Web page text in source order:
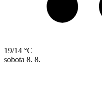
19/14 °C
sobota 8. 8.